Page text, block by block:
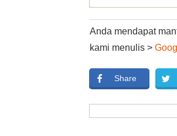
Anda mendapat
kami menulis >
Share